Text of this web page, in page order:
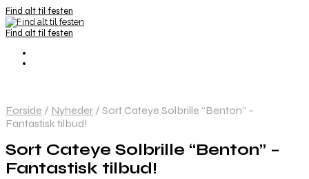
Find alt til festen
Find alt til festen
Forside / Nyheder / Sort Cateye Solbrille “Benton” –
Fantastisk tilbud!
Sort Cateye Solbrille “Benton” –
Fantastisk tilbud!